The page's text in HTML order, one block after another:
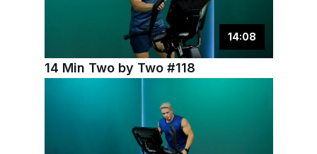
14:08
14 Min Two by Two #118